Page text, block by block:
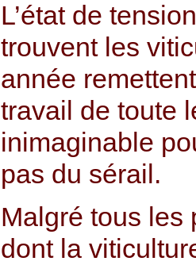
L’état de
trouvent les
année
travail de toute
inimaginable
pas du sérail.
Malgré tous les
dont la